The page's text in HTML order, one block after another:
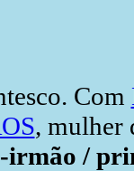
Com
, mulher
/